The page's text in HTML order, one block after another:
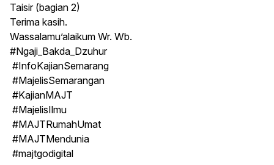
Taisir (bagian 2)
Terima kasih.
Wassalamu’alaikum Wr. Wb.
#Ngaji_Bakda_Dzuhur
#InfoKajianSemarang
#MajelisSemarangan
#KajianMAJT
#MajelisIlmu
#MAJTRumahUmat
#MAJTMendunia
#majtgodigital